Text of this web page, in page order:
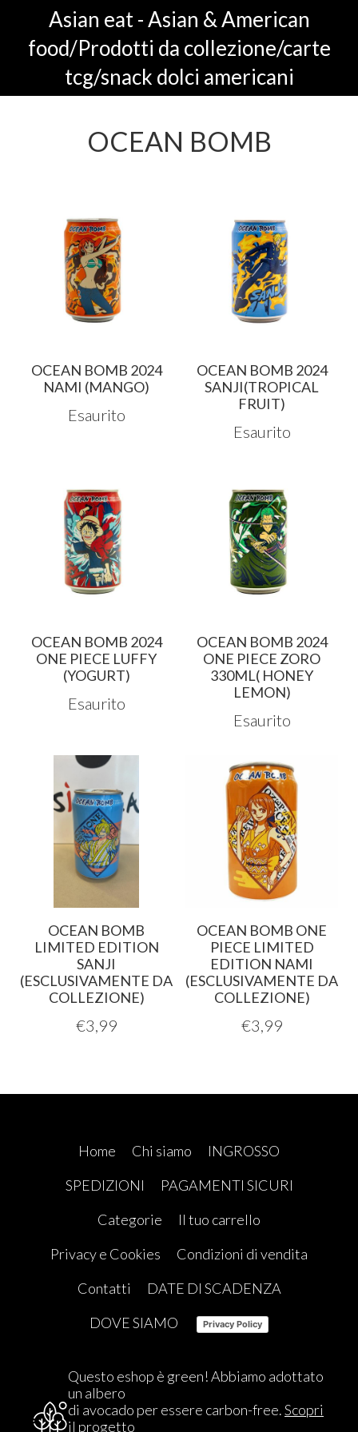
Asian eat - Asian & American
food/Prodotti da collezione/carte
tcg/snack dolci americani
OCEAN BOMB
OCEAN BOMB 2024
NAMI (MANGO)
Esaurito
OCEAN BOMB 2024
SANJI(TROPICAL
FRUIT)
Esaurito
OCEAN BOMB 2024
ONE PIECE LUFFY
(YOGURT)
Esaurito
OCEAN BOMB 2024
ONE PIECE ZORO
330ML( HONEY
LEMON)
Esaurito
OCEAN BOMB
LIMITED EDITION
SANJI
(ESCLUSIVAMENTE DA
COLLEZIONE)
€3,99
OCEAN BOMB ONE
PIECE LIMITED
EDITION NAMI
(ESCLUSIVAMENTE DA
COLLEZIONE)
€3,99
Home Chi siamo
INGROSSO
SPEDIZIONI
PAGAMENTI SICURI
Categorie
Il tuo carrello
Privacy e Cookies
Condizioni di vendita
Contatti
DATE DI SCADENZA
DOVE SIAMO
Privacy Policy
Questo eshop è green! Abbiamo adottato
un albero
di avocado per essere carbon-free.Scopri
il progetto